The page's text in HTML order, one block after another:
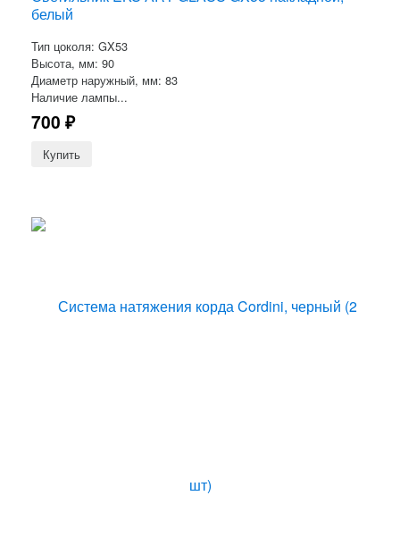
белый
Тип цоколя: GX53
Высота, мм: 90
Диаметр наружный, мм: 83
Наличие лампы...
700 ₽